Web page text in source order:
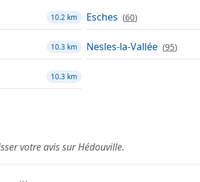
10.2 km Esches (60)
10.3 km Nesles-la-Vallée (95)
10.3 km
votre avis sur Hédouville.